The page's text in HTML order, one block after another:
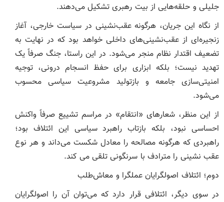
جلیلی و حلقه‌هایی از بیت رهبری تشکیل می‌دهند.
از نگاه این جریان، هرگونه عقب‌نشینی در سیاست خارجی، آغاز
زنجیره‌ای از عقب‌نشینی‌های داخلی خواهد بود که در نهایت به
تضعیف اقتدار نظام منجر می‌شود. در این راستا، جنگ صرفاً یک
تهدید نیست؛ بلکه ابزاری برای حفظ انسجام درونی، توجیه
امنیتی‌سازی جامعه و بازتولید مشروعیت سیاسی محسوب
می‌شود.
از این منظر، شعارهای «انتقام» در مراسم تشییع صرفاً واکنش
احساسی نبود، بلکه بازتاب راهبرد سیاسی این ائتلاف بود؛
راهبردی که هرگونه مصالحه را معادل شکست می‌داند و هر نوع
عقب نشینی را مترادف با سرنگونی تلقی می کند.
دوم؛ ائتلاف اصولگرایان عملگرا و معاش‌طلب
در سوی دیگر، ائتلافی قرار دارد که می‌توان آن را اصولگرایان